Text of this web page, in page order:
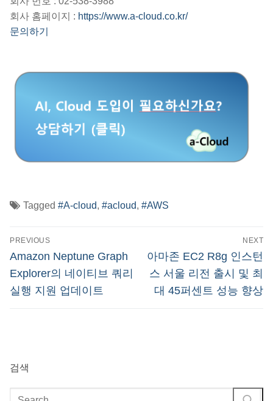
회사 홈페이지 : https://www.a-cloud.co.kr/
문의하기
Tagged #A-cloud, #acloud, #AWS
글
탐
색
PREVIOUS
Previous
post:
Amazon Neptune Graph
Explorer의 네이티브 쿼리
실행 지원 업데이트
NEXT
Next
post:
아마존 EC2 R8g 인스턴
스 서울 리전 출시 및 최
대 45퍼센트 성능 향상
검색
검